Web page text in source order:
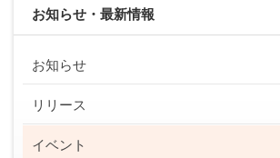
お知らせ・最新情報
お知らせ
リリース
イベント